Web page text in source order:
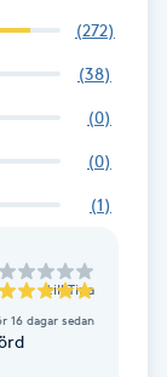
(272)
(38)
(0)
(0)
(1)
till Tina
16 dagar sedan